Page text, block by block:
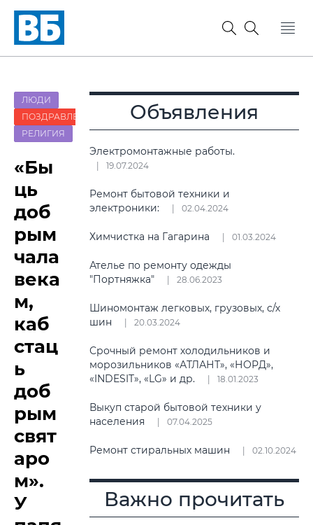
ЛЮДИ
ПОЗДРАВЛЕНИЯ
РЕЛИГИЯ
«Бы
ць
доб
рым
чала
века
м,
каб
стац
ь
доб
рым
свят
аро
м».
У
Объявления
Электромонтажные работы.
19.07.2024
Ремонт бытовой техники и
электроники:
02.04.2024
Химчистка на Гагарина 01.03.2024
Ателье по ремонту одежды
"Портняжка"
28.06.2023
Шиномонтаж легковых, грузовых, с/х
шин
20.03.2024
Срочный ремонт холодильников и
морозильников «АТЛАНТ», «НОРД»,
«INDESIT», «LG» и др.
18.01.2023
Выкуп старой бытовой техники у
населения
07.04.2025
Ремонт стиральных машин 02.10.2024
Важно прочитать